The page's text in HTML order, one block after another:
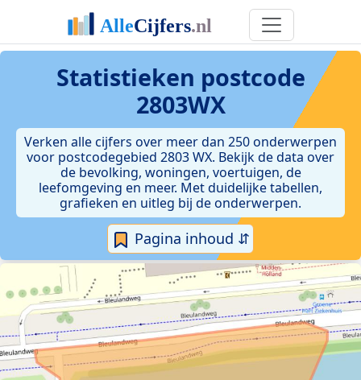
Statistieken postcode
2803WX
Verken alle cijfers over meer dan 250 onderwerpen
voor postcodegebied 2803 WX. Bekijk de data over
de bevolking, woningen, voertuigen, de
leefomgeving en meer. Met duidelijke tabellen,
grafieken en uitleg bij de onderwerpen.
Pagina inhoud ⇵